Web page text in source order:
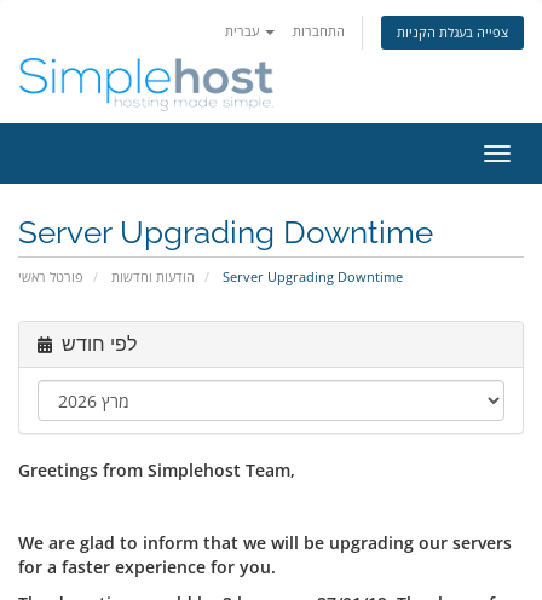
התחברות צפייה בעגלת הקניות
ניווט
Server Upgrading Downtime
פורטל ראשי הודעות וחדשות Server Upgrading Downtime
לפי חודש
Greetings from Simplehost Team,
We are glad to inform that we will be upgrading our servers
for a faster experience for you.